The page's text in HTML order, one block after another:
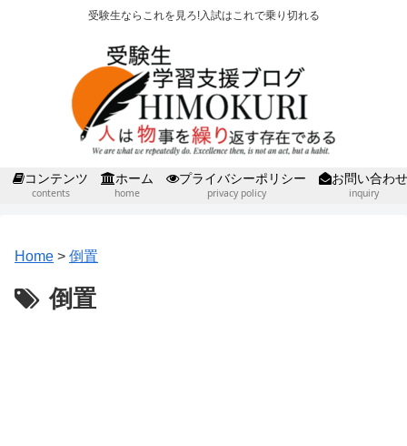
受験生ならこれを見ろ!入試はこれで乗り切れる
コンテンツ
contents
ホーム
home
プライバシーポリシー
privacy policy
お問い合わせ
inquiry
Home > 倒置
倒置